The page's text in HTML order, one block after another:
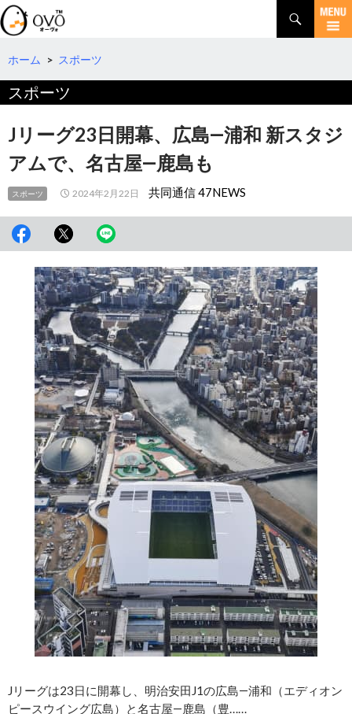
検
索
コ
テ
へ
動
ホーム > スポーツ
スポーツ
Jリーグ23日開幕、広島―浦和 新スタジ
アムで、名古屋―鹿島も
スポーツ 2024年2月22日 共同通信 47NEWS
Jリーグは23日に開幕し、明治安田J1の広島―浦和（エディオン
ピースウイング広島）と名古屋―鹿島（豊……